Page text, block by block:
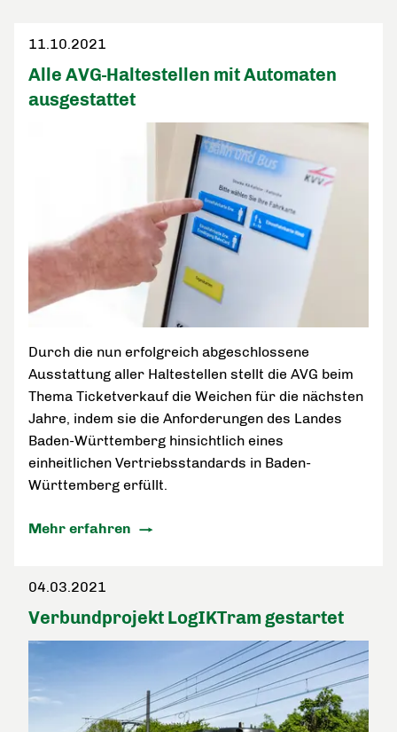
11.10.2021
Alle AVG-Haltestellen mit Automaten
ausgestattet
Durch die nun erfolgreich abgeschlossene
Ausstattung aller Haltestellen stellt die AVG beim
Thema Ticketverkauf die Weichen für die nächsten
Jahre, indem sie die Anforderungen des Landes
Baden-Württemberg hinsichtlich eines
einheitlichen Vertriebsstandards in Baden-
Württemberg erfüllt.
Mehr erfahren
04.03.2021
Verbundprojekt LogIKTram gestartet